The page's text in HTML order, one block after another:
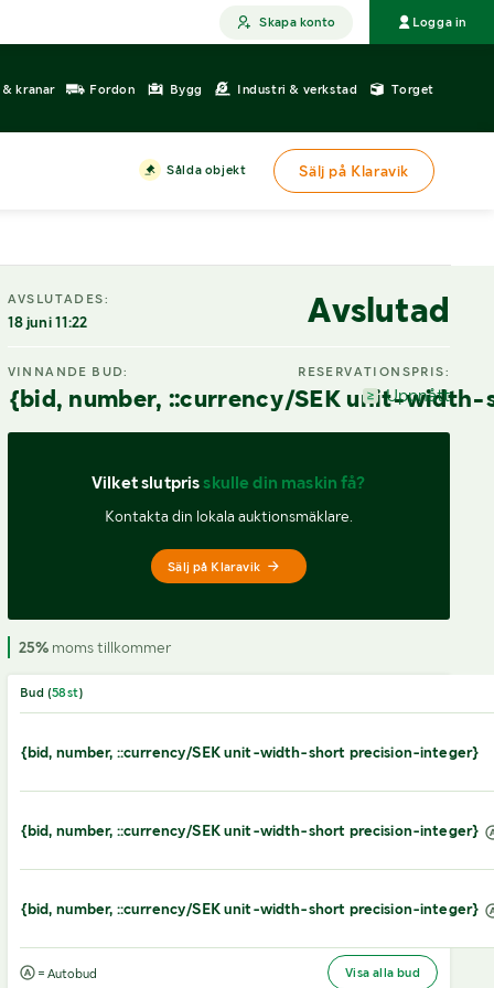
Skapa konto Logga in
kranar Fordon Bygg Industri & verkstad Torget
Sålda objekt Sälj på Klaravik
AVSLUTADES:
18 juni 11:22 Avslutad
VINNANDE BUD:
{bid, number, ::currency/SEK unit-
RESERVATIONSPRIS:
Uppnått
Vilket slutpris skulle din maskin få?
Kontakta din lokala auktionsmäklare.
Sälj på Klaravik
25%moms tillkommer
Bud (58st)
{bid, number, ::currency/SEK unit-width-short precision-integer}
{bid, number, ::currency/SEK unit-width-short precision-integer}
{bid, number, ::currency/SEK unit-width-short precision-integer}
= Autobud Visa alla bud